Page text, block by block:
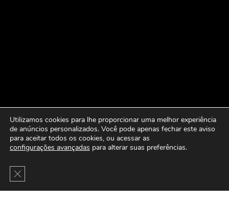
Utilizamos cookies para lhe proporcionar uma melhor experiência
de anúncios personalizados. Você pode apenas fechar este aviso
para aceitar todos os cookies, ou acessar as
configurações avançadas para alterar suas preferências.
Close GDPR Cookie Banner